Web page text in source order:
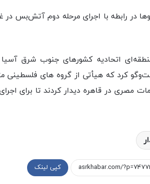
در رابطه با اجرای مرحله دوم آتش‌بس در
اتحادیه کشورهای جنوب شرق
کرد که هیأتی از گروه های
مصری در قاهره دیدار کردند تا برای
کپی لینک